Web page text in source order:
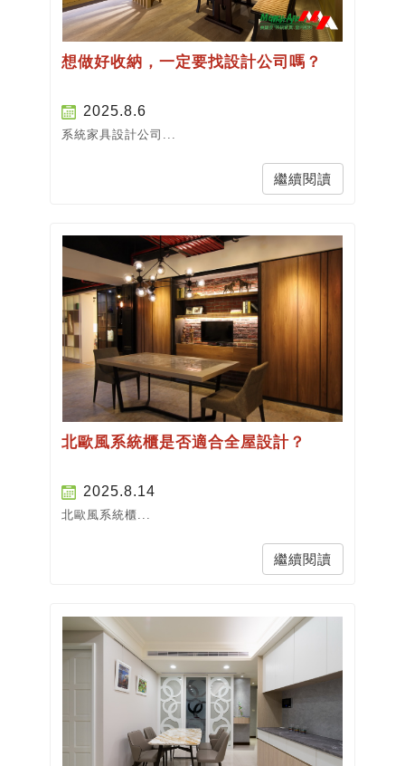
想做好收納，一定要找設計公司嗎？
2025.8.6
系統家具設計公司...
繼續閱讀
北歐風系統櫃是否適合全屋設計？
2025.8.14
北歐風系統櫃...
繼續閱讀